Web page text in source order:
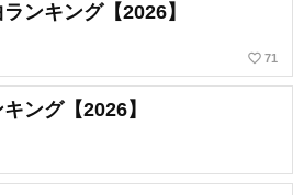
ンキング【2026】
favorite_border 71
ング【2026】